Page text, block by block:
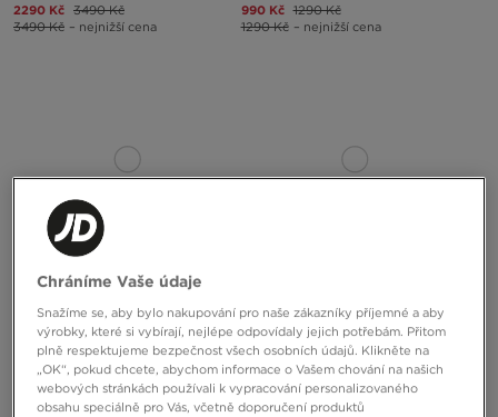
2290 Kč 3490 Kč
3490 Kč – nejnižší cena
990 Kč 1290 Kč
1290 Kč – nejnižší cena
JORDAN AIR 1 MID SE
2390 Kč
3790 Kč
2990 Kč
– nejnižší cena
JORDAN AIR 1 MID SE
2490 Kč
3790 Kč
3790 Kč
– nejnižší cena
Chráníme Vaše údaje
Snažíme se, aby bylo nakupování pro naše zákazníky příjemné a aby
výrobky, které si vybírají, nejlépe odpovídaly jejich potřebám. Přitom
plně respektujeme bezpečnost všech osobních údajů. Klikněte na
„OK“, pokud chcete, abychom informace o Vašem chování na našich
webových stránkách používali k vypracování personalizovaného
obsahu speciálně pro Vás, včetně doporučení produktů